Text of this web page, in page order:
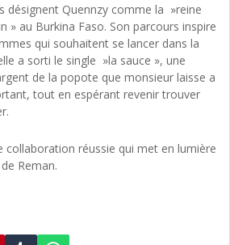
désignent Quennzy comme la »reine
» au Burkina Faso. Son parcours inspire
qui souhaitent se lancer dans la
a sorti le single »la sauce », une
de la popote que monsieur laisse a
tout en espérant revenir trouver
collaboration réussie qui met en lumière
Reman.